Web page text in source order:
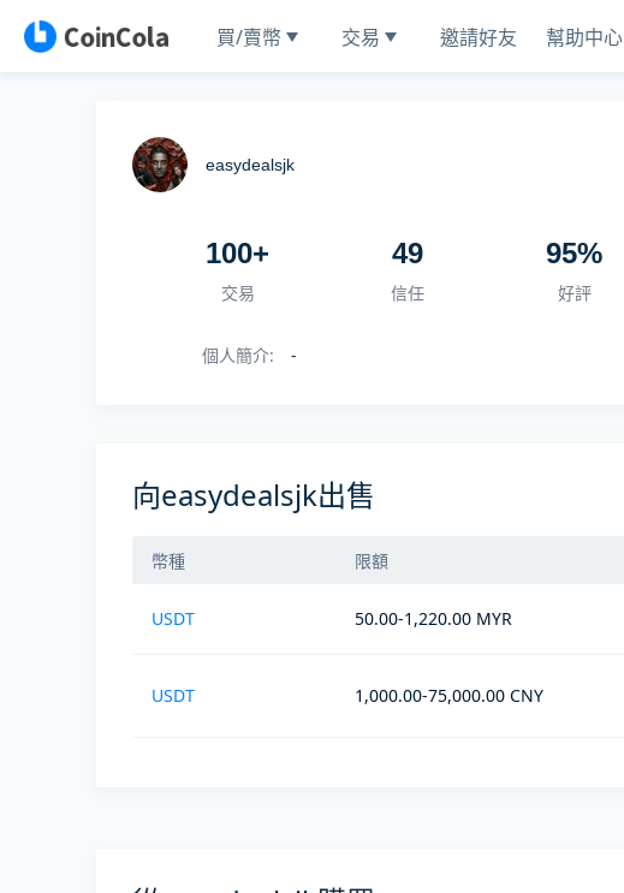
買/賣幣 交易 邀請好友 幫助中心
easydealsjk
100+
交易
49
信任
95%
好評
個人簡介: -
向easydealsjk出售
幣種 限額
USDT 50.00-1,220.00 MYR
USDT 1,000.00-75,000.00 CNY